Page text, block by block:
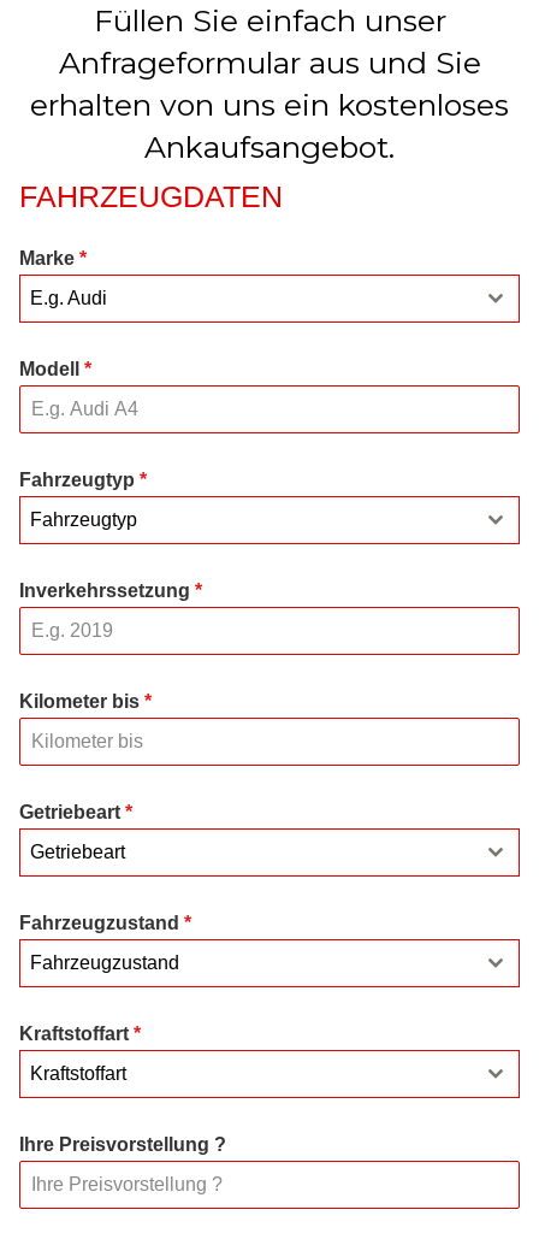
Füllen Sie einfach unser
Anfrageformular aus und Sie
erhalten von uns ein kostenloses
Ankaufsangebot.
FAHRZEUGDATEN
Marke *
E.g. Audi
Modell *
Fahrzeugtyp *
Fahrzeugtyp
Inverkehrssetzung *
Kilometer bis *
Getriebeart *
Getriebeart
Fahrzeugzustand *
Fahrzeugzustand
Kraftstoffart *
Kraftstoffart
Ihre Preisvorstellung ?